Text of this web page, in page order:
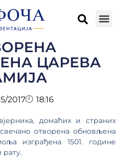
ЦАРЕВА
2017 18:16
домаћих и страних
отворена обновљена
изграђена 1501. године
рату.